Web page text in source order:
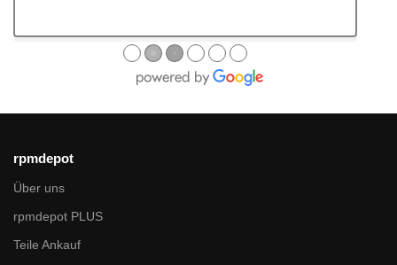
●●●●●●
rpmdepot
Über uns
rpmdepot PLUS
Teile Ankauf